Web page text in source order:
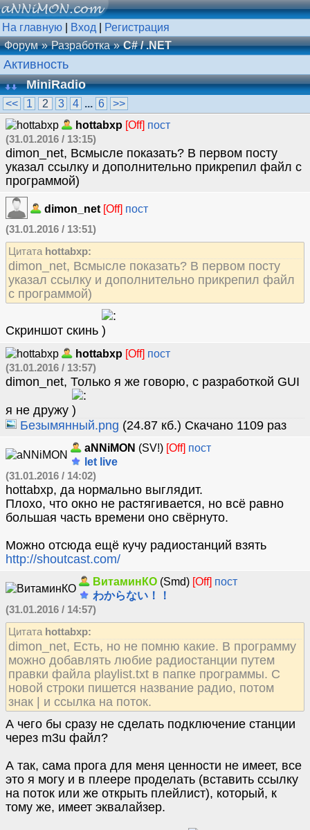
На главную Вход
Регистрация
Форум
Разработка C# / .NET
Активность
MiniRadio
<< 1 2 3 4 ... 6
>>
hottabxp [Off] пост
(31.01.2016 / 13:15)
dimon_net, Всмысле показать? В первом посту
указал ссылку и дополнительно прикрепил файл с
программой)
dimon_net [Off] пост
(31.01.2016 / 13:51)
Цитата hottabxp:
dimon_net, Всмысле показать? В первом посту
указал ссылку и дополнительно прикрепил файл
с программой)
Скриншот скинь
hottabxp [Off] пост
(31.01.2016 / 13:57)
dimon_net, Только я же говорю, с разработкой GUI
я не дружу
Безымянный.png (24.87 кб.) Скачано 1109 раз
aNNiMON (SV!) [Off] пост
let live
(31.01.2016 / 14:02)
hottabxp, да нормально выглядит.
Плохо, что окно не растягивается, но всё равно
большая часть времени оно свёрнуто.
Можно отсюда ещё кучу радиостанций взять
http://shoutcast.com/
ВитаминКО (Smd) [Off] пост
わからない！！
(31.01.2016 / 14:57)
Цитата hottabxp:
dimon_net, Есть, но не помню какие. В программу
можно добавлять любие радиостанции путем
правки файла playlist.txt в папке программы. С
новой строки пишется название радио, потом
знак | и ссылка на поток.
А чего бы сразу не сделать подключение станции
через m3u файл?
А так, сама прога для меня ценности не имеет, все
это я могу и в плеере проделать (вставить ссылку
на поток или же открыть плейлист), который, к
тому же, имеет эквалайзер.